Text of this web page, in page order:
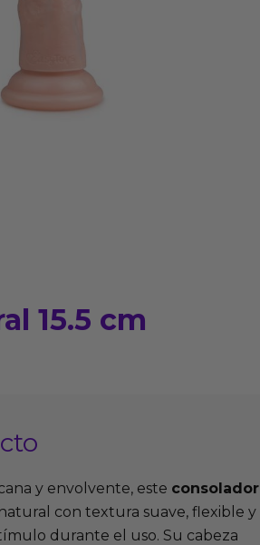
15.5 cm
y envolvente, este consolador
con textura suave, flexible y
durante el uso. Su cabeza